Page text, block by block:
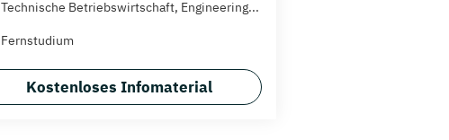
Technische Betriebswirtschaft, Engineering...
Fernstudium
Kostenloses Infomaterial